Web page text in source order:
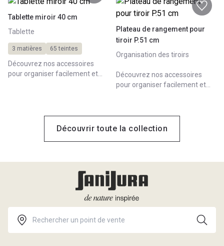
Tablette miroir 40 cm
Tablette
3 matières 65 teintes
Découvrez nos accessoires
pour organiser facilement et
Plateau de rangement pour
tiroir P.51 cm
Organisation des tiroirs
Découvrez nos accessoires
pour organiser facilement et
Découvrir toute la collection